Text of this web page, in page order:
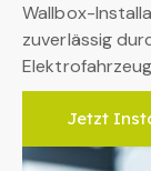
Wallbox-
zuverlässig
Jetzt